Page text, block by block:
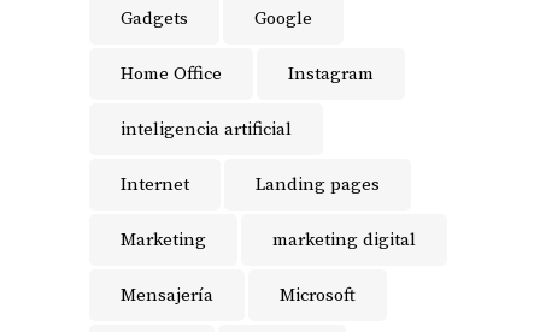
Gadgets Google
Home Office Instagram
inteligencia artificial
Internet Landing pages
Marketing marketing digital
Mensajería Microsoft